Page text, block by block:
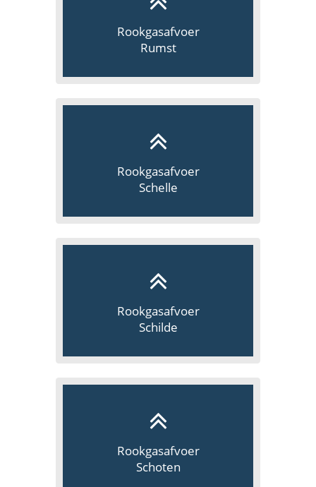
Rookgasafvoer
Rumst
Rookgasafvoer
Schelle
Rookgasafvoer
Schilde
Rookgasafvoer
Schoten